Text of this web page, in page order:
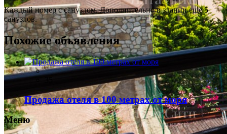
Каждый номер с санузлом. Дополнительно в здании еще 5
санузлов.
Похожие объявления
Продажа отеля в 100 метрах от моря
Меню